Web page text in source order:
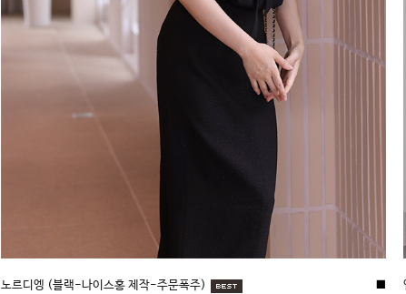
노르디엥 (블랙-나이스홍 제작-주문폭주)